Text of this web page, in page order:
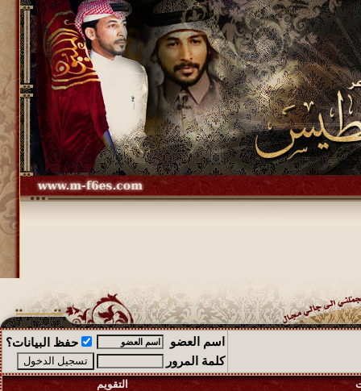
اسم العضو
حفظ البيانات؟
كلمة المرور
التقويم